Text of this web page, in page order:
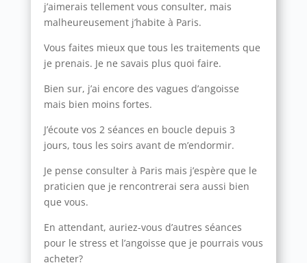
j’aimerais tellement vous consulter, mais
malheureusement j’habite à Paris.
Vous faites mieux que tous les traitements que
je prenais. Je ne savais plus quoi faire.
Bien sur, j’ai encore des vagues d’angoisse
mais bien moins fortes.
J’écoute vos 2 séances en boucle depuis 3
jours, tous les soirs avant de m’endormir.
Je pense consulter à Paris mais j’espère que le
praticien que je rencontrerai sera aussi bien
que vous.
En attendant, auriez-vous d’autres séances
pour le stress et l’angoisse que je pourrais vous
acheter?